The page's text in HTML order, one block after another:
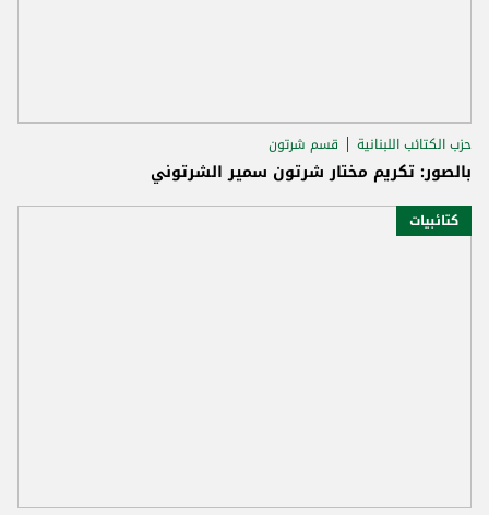
حزب الكتائب اللبنانية قسم شرتون
بالصور: تكريم مختار شرتون سمير الشرتوني
كتائبيات